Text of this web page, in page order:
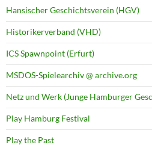
Hansischer Geschichtsverein (HGV)
Historikerverband (VHD)
ICS Spawnpoint (Erfurt)
MSDOS-Spielearchiv @ archive.org
Netz und Werk (Junge Hamburger
Play Hamburg Festival
Play the Past